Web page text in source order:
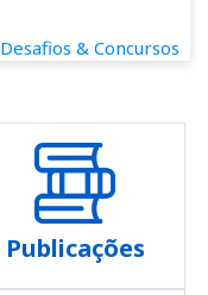
Desafios & Concursos
Publicações